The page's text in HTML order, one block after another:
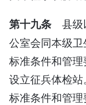
第十九条 县级
公室会同本级
标准条件和管
设立征兵体检
标准条件和管